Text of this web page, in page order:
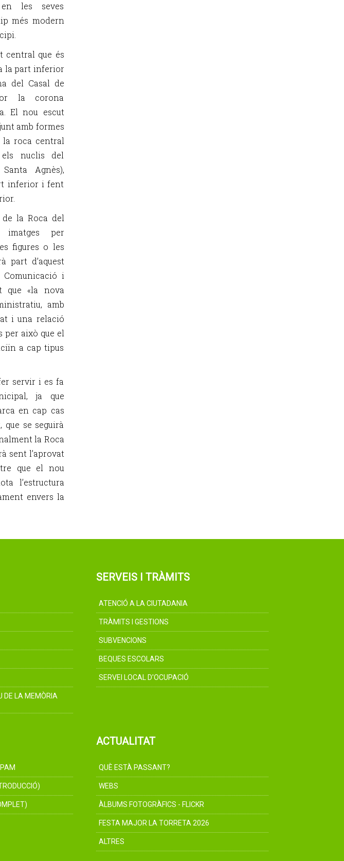
les seves
més modern
central que és
la part inferior
del Casal de
la corona
El nou escut
amb formes
la roca central
nuclis del
Agnès),
inferior i fent
la Roca del
imatges per
figures o les
part d’aquest
i
que «la nova
amb
i una relació
per això que el
a cap tipus
servir i es fa
ja que
en cap cas
se seguirà
la Roca
sent l’aprovat
que el nou
l’estructura
envers la
DE LA MEMÒRIA
SERVEIS I TRÀMITS
ATENCIÓ A LA CIUTADANIA
TRÀMITS I GESTIONS
SUBVENCIONS
BEQUES ESCOLARS
SERVEI LOCAL D'OCUPACIÓ
ACTUALITAT
QUÈ ESTÀ PASSANT?
WEBS
ÀLBUMS FOTOGRÀFICS - FLICKR
FESTA MAJOR LA TORRETA 2026
ALTRES